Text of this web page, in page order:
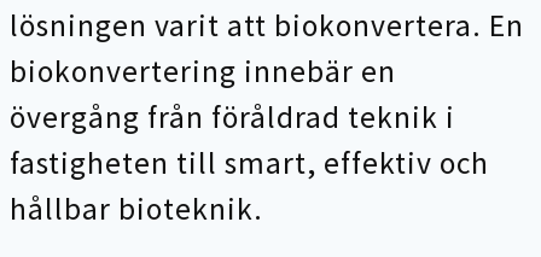
lösningen varit att biokonvertera. En
biokonvertering innebär en
övergång från föråldrad teknik i
fastigheten till smart, effektiv och
hållbar bioteknik.